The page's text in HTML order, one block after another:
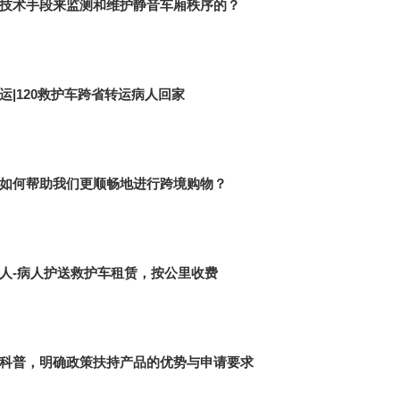
术手段来监测和维护静音车厢秩序的？
|120救护车跨省转运病人回家
何帮助我们更顺畅地进行跨境购物？
-病人护送救护车租赁，按公里收费
普，明确政策扶持产品的优势与申请要求